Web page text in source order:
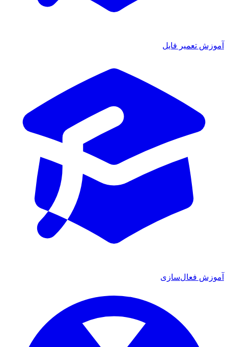
آموزش تعمیر فایل
آموزش فعال‌سازی